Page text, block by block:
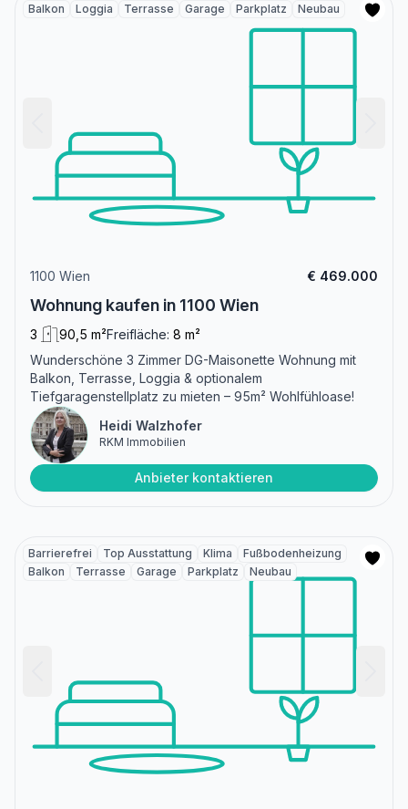
Balkon Loggia Terrasse Garage Parkplatz Neubau
1100 Wien € 469.000
Wohnung kaufen in 1100 Wien
3 90,5 m²Freifläche: 8 m²
Wunderschöne 3 Zimmer DG-Maisonette Wohnung mit
Balkon, Terrasse, Loggia & optionalem
Tiefgaragenstellplatz zu mieten – 95m² Wohlfühloase!
Heidi Walzhofer
RKM Immobilien
Anbieter kontaktieren
Barrierefrei Top Ausstattung Klima
Fußbodenheizung
Balkon
Terrasse Garage Parkplatz Neubau